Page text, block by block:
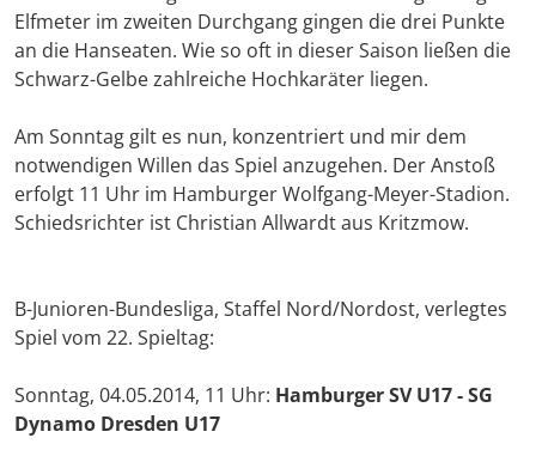
Elfmeter im zweiten Durchgang gingen die drei Punkte
an die Hanseaten. Wie so oft in dieser Saison ließen die
Schwarz-Gelbe zahlreiche Hochkaräter liegen.
Am Sonntag gilt es nun, konzentriert und mir dem
notwendigen Willen das Spiel anzugehen. Der Anstoß
erfolgt 11 Uhr im Hamburger Wolfgang-Meyer-Stadion.
Schiedsrichter ist Christian Allwardt aus Kritzmow.
B-Junioren-Bundesliga, Staffel Nord/Nordost, verlegtes
Spiel vom 22. Spieltag:
Sonntag, 04.05.2014, 11 Uhr: Hamburger SV U17 - SG
Dynamo Dresden U17